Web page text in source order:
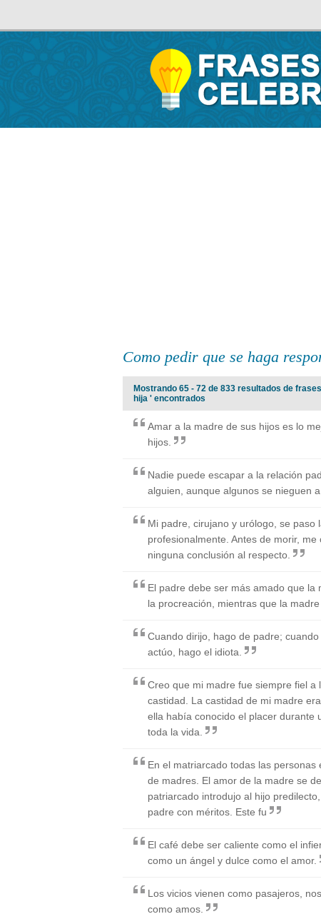
Como pedir que se haga
Mostrando 65 - 72 de 833 resultados de
hija ' encontrados
Amar a la madre de sus hijos es lo
hijos.
Nadie puede escapar a la relación
alguien, aunque algunos se nieguen
Mi padre, cirujano y urólogo, se paso
profesionalmente. Antes de morir,
ninguna conclusión al respecto.
El padre debe ser más amado que la
la procreación, mientras que la
Cuando dirijo, hago de padre;
actúo, hago el idiota.
Creo que mi madre fue siempre fiel a
castidad. La castidad de mi madre
ella había conocido el placer durante
toda la vida.
En el matriarcado todas las
de madres. El amor de la madre se
patriarcado introdujo al hijo
padre con méritos. Este fu
El café debe ser caliente como el
como un ángel y dulce como el amor.
Los vicios vienen como pasajeros,
como amos.